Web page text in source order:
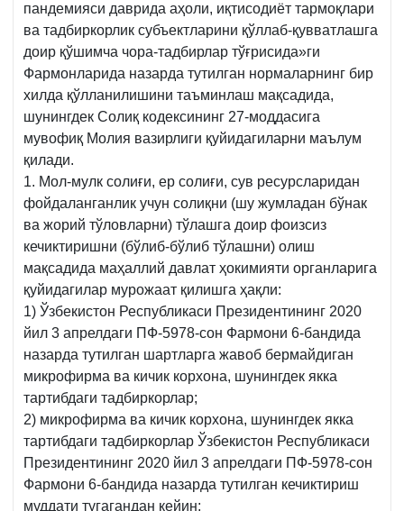
пандемияси даврида аҳоли, иқтисодиёт тармоқлари
ва тадбиркорлик субъектларини қўллаб-қувватлашга
доир қўшимча чора-тадбирлар тўғрисида»ги
Фармонларида назарда тутилган нормаларнинг бир
хилда қўлланилишини таъминлаш мақсадида,
шунингдек Солиқ кодексининг 27-моддасига
мувофиқ Молия вазирлиги қуйидагиларни маълум
қилади.
1. Мол-мулк солиғи, ер солиғи, сув ресурсларидан
фойдаланганлик учун солиқни (шу жумладан бўнак
ва жорий тўловларни) тўлашга доир фоизсиз
кечиктиришни (бўлиб-бўлиб тўлашни) олиш
мақсадида маҳаллий давлат ҳокимияти органларига
қуйидагилар мурожаат қилишга ҳақли:
1) Ўзбекистон Республикаси Президентининг 2020
йил 3 апрелдаги ПФ-5978-сон Фармони 6-бандида
назарда тутилган шартларга жавоб бермайдиган
микрофирма ва кичик корхона, шунингдек якка
тартибдаги тадбиркорлар;
2) микрофирма ва кичик корхона, шунингдек якка
тартибдаги тадбиркорлар Ўзбекистон Республикаси
Президентининг 2020 йил 3 апрелдаги ПФ-5978-сон
Фармони 6‑бандида назарда тутилган кечиктириш
муддати тугагандан кейин;